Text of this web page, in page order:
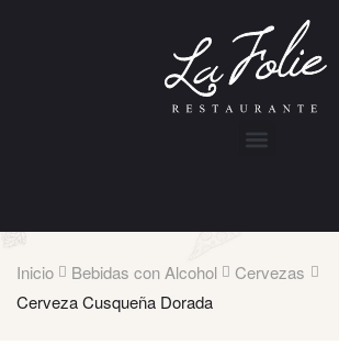
Inicio Bebidas con Alcohol
Cervezas
Cerveza Cusqueña Dorada